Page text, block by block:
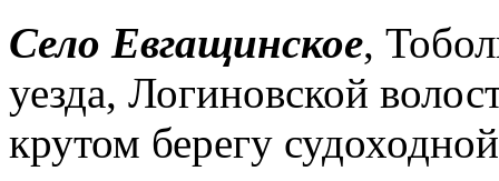
Село Евгащинское,
уезда, Логиновской
крутом берегу